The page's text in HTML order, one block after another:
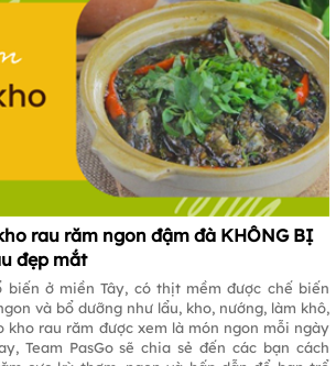
rau răm ngon đậm đà KHÔNG BỊ
đẹp mắt
biến ở miền Tây, có thịt mềm được chế biến
và bổ dưỡng như lẩu, kho, nướng, làm khô,
kho rau răm được xem là món ngon mỗi ngày
Team PasGo sẽ chia sẻ đến các bạn cách